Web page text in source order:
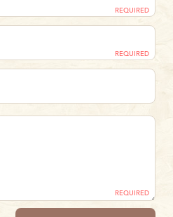
REQUIRED
REQUIRED
REQUIRED